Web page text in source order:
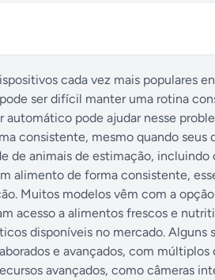
cada vez mais populares
ser difícil manter uma rotina
pode ajudar nesse
consistente, mesmo quando
de animais de estimação,
alimento de forma consistente,
Muitos modelos vêm com a
acesso a alimentos frescos e
disponíveis no mercado.
e avançados, com
avançados, como câmeras